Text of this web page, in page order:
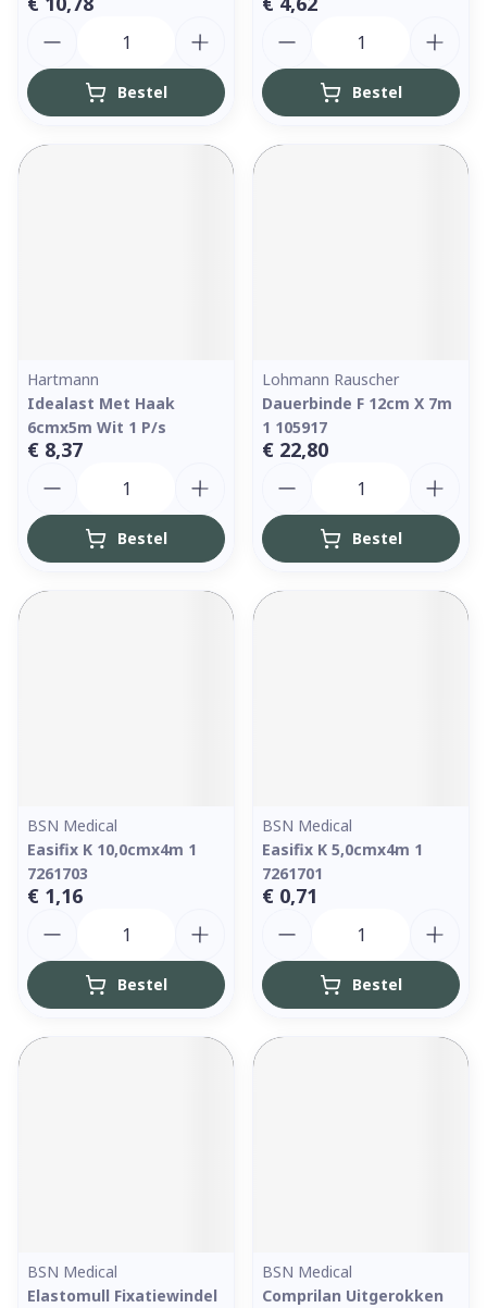
Bestel Bestel
Hartmann
Idealast Met Haak
6cmx5m Wit 1 P/s
€ 8,37
Bestel
Lohmann Rauscher
Dauerbinde F 12cm X 7m
1 105917
€ 22,80
Bestel
BSN Medical
Easifix K 10,0cmx4m 1
7261703
€ 1,16
Bestel
BSN Medical
Easifix K 5,0cmx4m 1
7261701
€ 0,71
Bestel
BSN Medical
Elastomull Fixatiewindel
BSN Medical
Comprilan Uitgerokken